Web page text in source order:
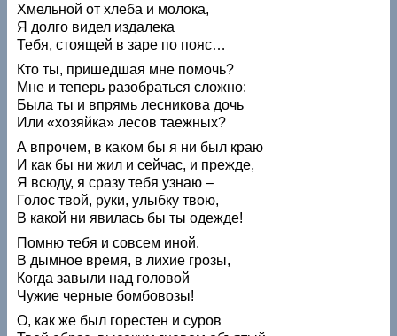
Хмельной от хлеба и молока,
Я долго видел издалека
Тебя, стоящей в заре по пояс…
Кто ты, пришедшая мне помочь?
Мне и теперь разобраться сложно:
Была ты и впрямь лесникова дочь
Или «хозяйка» лесов таежных?
А впрочем, в каком бы я ни был краю
И как бы ни жил и сейчас, и прежде,
Я всюду, я сразу тебя узнаю –
Голос твой, руки, улыбку твою,
В какой ни явилась бы ты одежде!
Помню тебя и совсем иной.
В дымное время, в лихие грозы,
Когда завыли над головой
Чужие черные бомбовозы!
О, как же был горестен и суров